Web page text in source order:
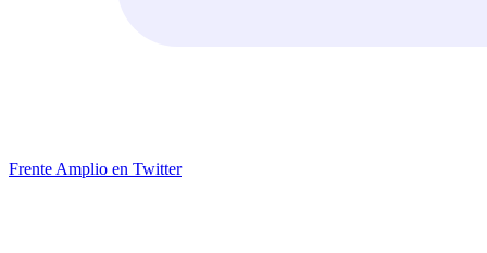
Frente Amplio en Twitter